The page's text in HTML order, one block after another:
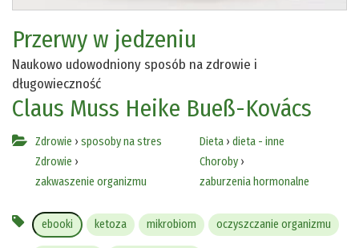
Przerwy w jedzeniu
Naukowo udowodniony sposób na zdrowie i
długowieczność
Claus Muss Heike Bueß-Kovács
Zdrowie › sposoby na stres
Zdrowie ›
zakwaszenie organizmu
Dieta› dieta - inne
Choroby›
zaburzenia hormonalne
ebooki ketoza mikrobiom oczyszczanie organizmu